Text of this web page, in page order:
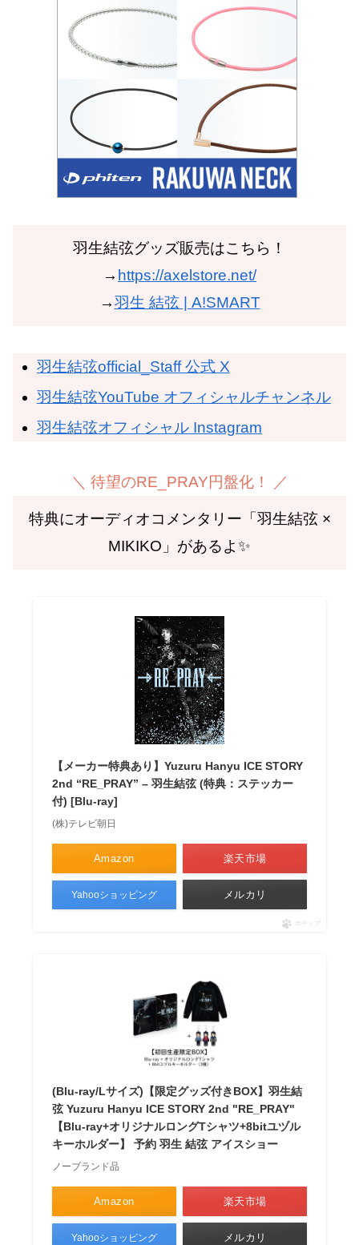
羽生結弦グッズ販売はこちら！
→ https://axelstore.net/
→羽生 結弦 | A!SMART
羽生結弦official_Staff 公式 X
羽生結弦YouTube オフィシャルチャンネル
羽生結弦オフィシャル Instagram
＼ 待望のRE_PRAY円盤化！ ／
特典にオーディオコメンタリー「羽生結弦 ×
MIKIKO」があるよ✨
【メーカー特典あり】Yuzuru Hanyu ICE STORY
2nd “RE_PRAY” – 羽生結弦 (特典：ステッカー
付) [Blu-ray]
(株)テレビ朝日
Amazon 楽天市場
Yahooショッピング メルカリ
ポチップ
(Blu-ray/Lサイズ)【限定グッズ付きBOX】羽生結
弦 Yuzuru Hanyu ICE STORY 2nd "RE_PRAY"
【Blu-ray+オリジナルロングTシャツ+8bitユヅル
キーホルダー】 予約 羽生 結弦 アイスショー
ノーブランド品
Amazon 楽天市場
Yahooショッピング メルカリ